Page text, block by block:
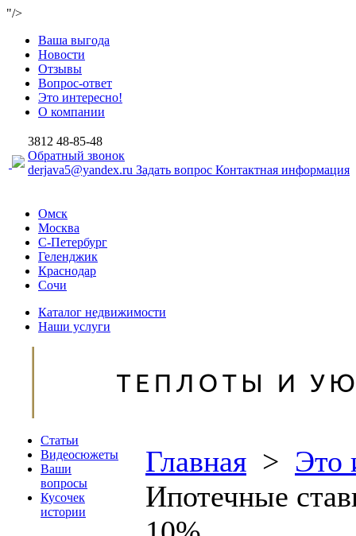
"/>
Ваша выгода
Новости
Отзывы
Вопрос-ответ
Это интересно!
О компании
3812 48-85-48
Обратный звонок
derjava5@yandex.ru Задать вопрос Контактная информация
Омск
Москва
С-Петербург
Геленджик
Краснодар
Сочи
Каталог недвижимости
Наши услуги
Статьи
Видеосюжеты
Ваши
вопросы
Кусочек
истории
Главная > Это
Ипотечные